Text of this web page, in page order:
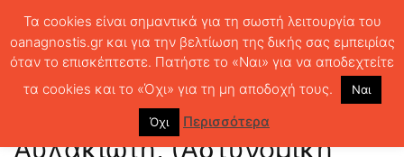
Από τον Τζον Λε Καρέ στον Αυλακιώτη,
(Αστυνομική Βιβλιοθήκη #10 του Μάρκου...
Από τον Τζον Λε Καρέ στον
Αυλακιώτη, (Αστυνομική
Τα cookies είναι σημαντικά για τη σωστή λειτουργία του
oanagnostis.gr και για την βελτίωση της δικής σας εμπειρίας
όταν το επισκέπτεστε. Πατήστε το «Ναι» για να αποδεχτείτε
τα cookies και το «Όχι» για τη μη αποδοχή τους.
Ναι
Όχι Περισσότερα